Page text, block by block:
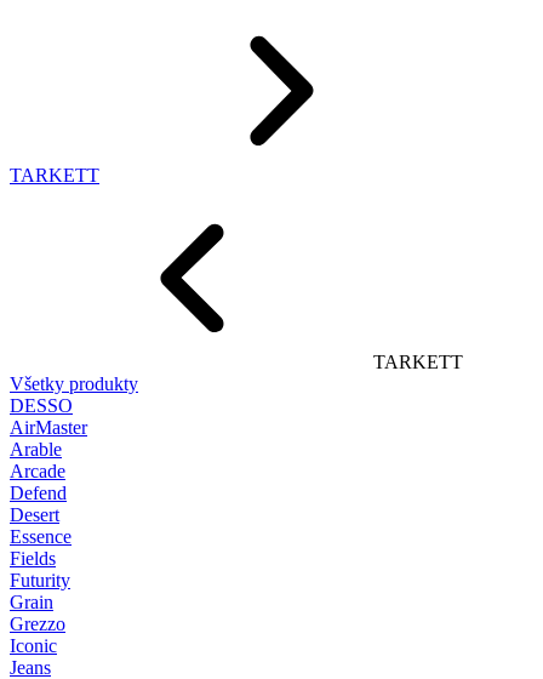
TARKETT
TARKETT
Všetky produkty
DESSO
AirMaster
Arable
Arcade
Defend
Desert
Essence
Fields
Futurity
Grain
Grezzo
Iconic
Jeans